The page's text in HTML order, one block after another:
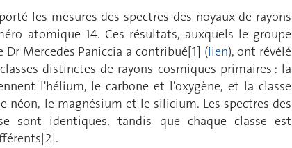
les mesures des spectres des noyaux de rayons
atomique 14. Ces résultats, auxquels le groupe
Mercedes Paniccia a contribué[1] (lien), ont révélé
distinctes de rayons cosmiques primaires : la
l'hélium, le carbone et l'oxygène, et la classe
le magnésium et le silicium. Les spectres des
sont identiques, tandis que chaque classe est